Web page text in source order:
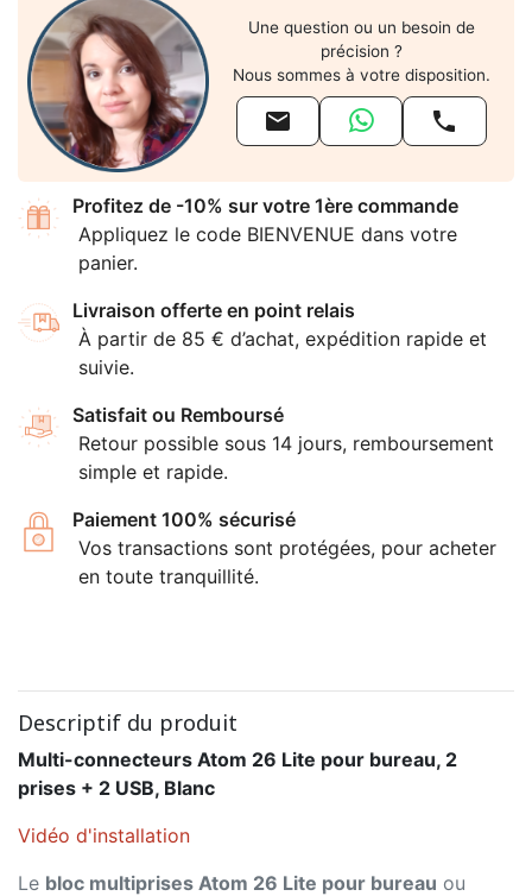
Une question ou un besoin de
précision ?
Nous sommes à votre disposition.
 
Profitez de -10% sur votre 1ère commande
Appliquez le code BIENVENUE dans votre
panier.
Livraison offerte en point relais
À partir de 85 € d’achat, expédition rapide et
suivie.
Satisfait ou Remboursé
Retour possible sous 14 jours, remboursement
simple et rapide.
Paiement 100% sécurisé
Vos transactions sont protégées, pour acheter
en toute tranquillité.
Descriptif du produit
Multi-connecteurs Atom 26 Lite pour bureau, 2
prises + 2 USB, Blanc
Vidéo d'installation
Le bloc multiprises Atom 26 Lite pour bureau ou